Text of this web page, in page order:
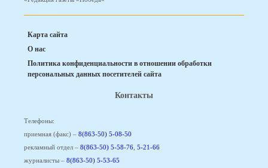
Карта сайта
О нас
Политика конфиденциальности в отношении обработки
персональных данных посетителей сайта
Контакты
Телефоны:
приемная (факс) – 8(863-50) 5-08-50
рекламный отдел – 8(863-50) 5-58-76 5-21-66
журналисты – 8(863-50) 5-53-65